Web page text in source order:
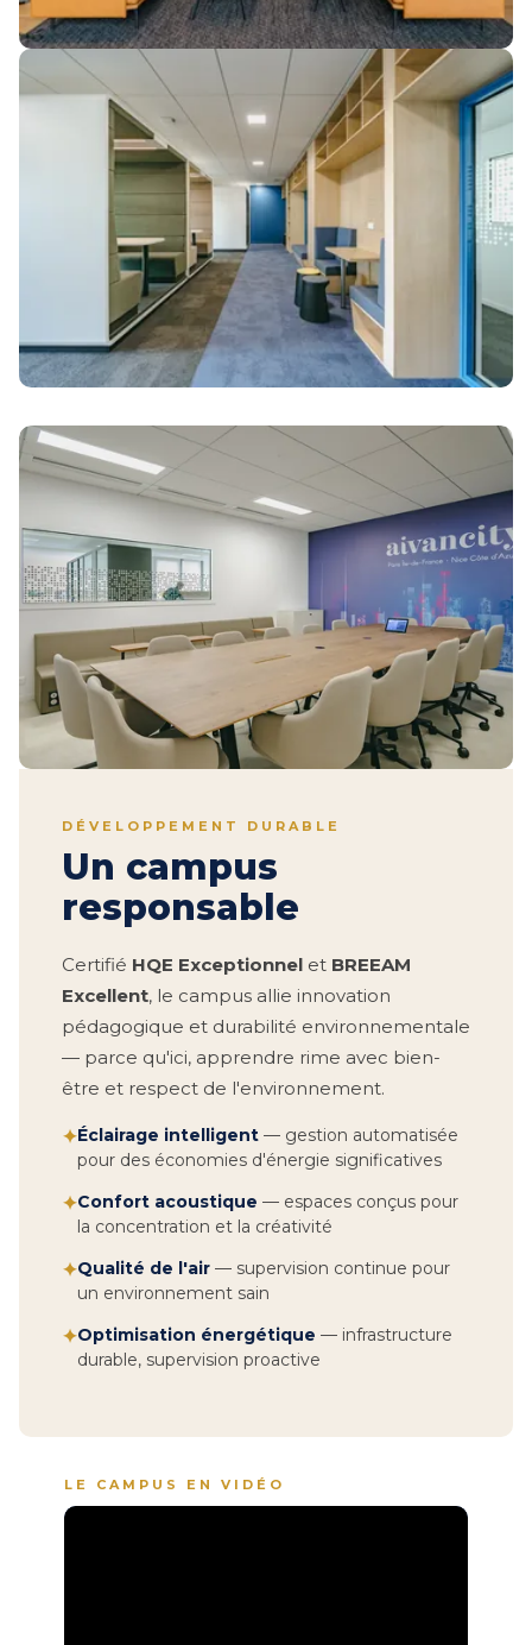
Image
Image
DÉVELOPPEMENT DURABLE
Un campus
responsable
Certifié HQE Exceptionnel et BREEAM
Excellent, le campus allie innovation
pédagogique et durabilité environnementale
— parce qu'ici, apprendre rime avec bien-
être et respect de l'environnement.
✦Éclairage intelligent — gestion automatisée
pour des économies d'énergie significatives
✦Confort acoustique — espaces conçus pour
la concentration et la créativité
✦Qualité de l'air — supervision continue pour
un environnement sain
✦Optimisation énergétique — infrastructure
durable, supervision proactive
LE CAMPUS EN VIDÉO